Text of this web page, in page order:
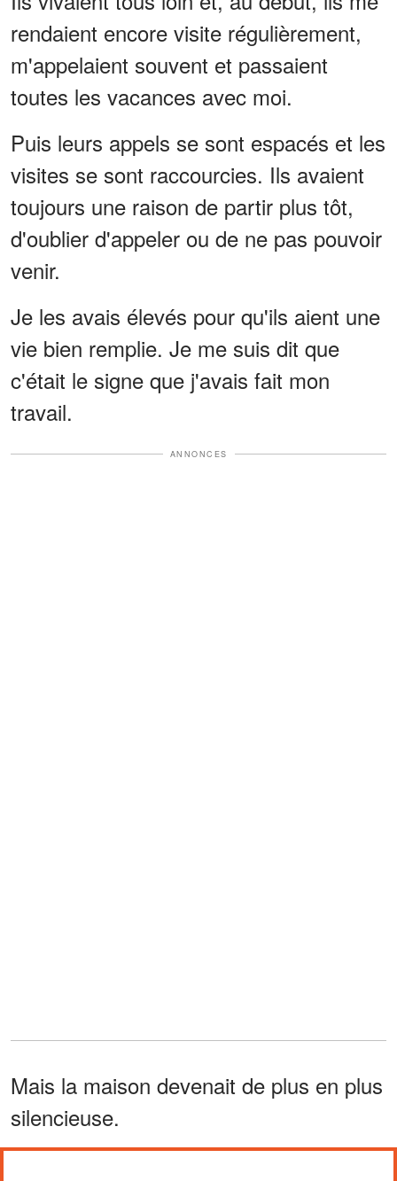
rendaient encore visite régulièrement,
m'appelaient souvent et passaient
toutes les vacances avec moi.
Puis leurs appels se sont espacés et les
visites se sont raccourcies. Ils avaient
toujours une raison de partir plus tôt,
d'oublier d'appeler ou de ne pas pouvoir
venir.
Je les avais élevés pour qu'ils aient une
vie bien remplie. Je me suis dit que
c'était le signe que j'avais fait mon
travail.
ANNONCES
Mais la maison devenait de plus en plus
silencieuse.